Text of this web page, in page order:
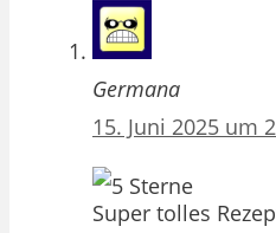
Germana
15. Juni 2025 um
Super tolles